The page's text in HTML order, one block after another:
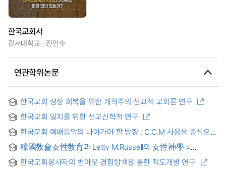
한국교회사
강서대학교 전인수
연관학위논문
한국교회 성장 회복을 위한 개혁주의 선교적 교회론 연구
한국교회 일치를 위한 선교신학적 연구
한국교회 예배음악의 나아가야 할 방향 : C.C.M 사용을 중심으로
= (The)future direction of service music in Korean
churches : focusing on the use of C.C.M.
韓國敎會女性敎育과 Letty M.Russell의 女性神學 =
theology of Letty M. Russell
한국교회봉사자의 번아웃 경험탐색을 통한 척도개발 연구